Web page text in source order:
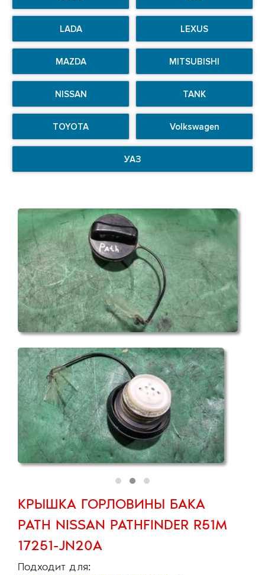
LADA LEXUS
MAZDA MITSUBISHI
NISSAN TANK
TOYOTA Volkswagen
УАЗ
КРЫШКА ГОРЛОВИНЫ БАКА
PATH NISSAN PATHFINDER R51M
17251-JN20A
Подходит для: